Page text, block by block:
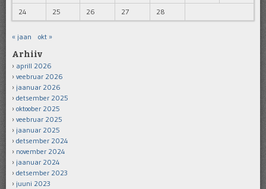
24
25 26 27 28
« jaan okt »
Arhiiv
aprill 2026
veebruar 2026
jaanuar 2026
detsember 2025
oktoober 2025
veebruar 2025
jaanuar 2025
detsember 2024
november 2024
jaanuar 2024
detsember 2023
juuni 2023